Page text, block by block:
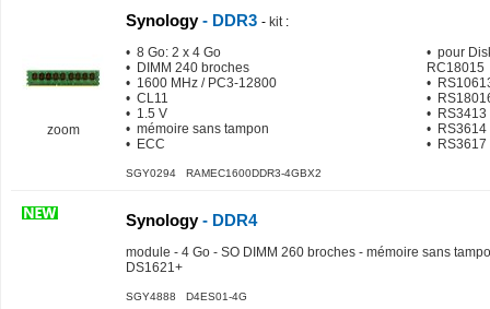
zoom
Synology- DDR3 - kit:
• 8 Go: 2 x 4 Go
• DIMM 240 broches
• 1600 MHz / PC3-12800
• CL11
• 1.5 V
• mémoire sans tampon
• ECC
• pour
RC18015
•
•
• RS3413
• RS3614
• RS3617
SGY0294 RAMEC1600DDR3-4GBX2
Synology- DDR4
module - 4 Go - SO DIMM 260 broches - mémoire sans
DS1621+
SGY4888 D4ES01-4G